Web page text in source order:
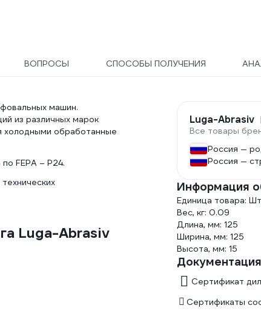
ВОПРОСЫ СПОСОБЫ ПОЛУЧЕНИЯ
машин.
из различных марок
холодными обработанные
FEPA – P24.
Luga-Abrasiv
Luga-Abrasiv
Все товары
Россия —
Россия —
Информация
Единица товара:
Вес, кг: 0.09
Длина, мм: 125
Ширина, мм: 125
Высота, мм: 15
Документация
Сертификат
Сертификаты